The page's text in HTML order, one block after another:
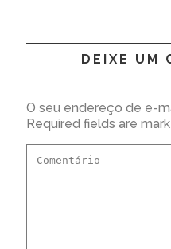
DEIXE UM
O seu endereço de e-
Required fields are